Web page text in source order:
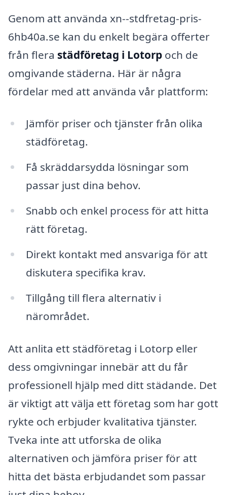
Genom att använda xn--stdfretag-pris-
6hb40a.se kan du enkelt begära offerter
från flera städföretag i Lotorp och de
omgivande städerna. Här är några
fördelar med att använda vår plattform:
Jämför priser och tjänster från olika
städföretag.
Få skräddarsydda lösningar som
passar just dina behov.
Snabb och enkel process för att hitta
rätt företag.
Direkt kontakt med ansvariga för att
diskutera specifika krav.
Tillgång till flera alternativ i
närområdet.
Att anlita ett städföretag i Lotorp eller
dess omgivningar innebär att du får
professionell hjälp med ditt städande. Det
är viktigt att välja ett företag som har gott
rykte och erbjuder kvalitativa tjänster.
Tveka inte att utforska de olika
alternativen och jämföra priser för att
hitta det bästa erbjudandet som passar